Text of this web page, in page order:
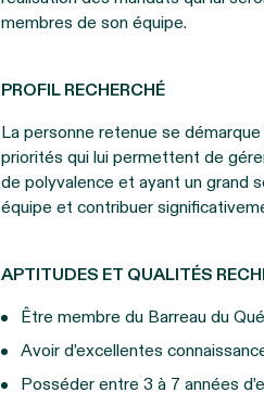
membres de son équipe.
PROFIL RECHERCHÉ
La personne retenue se
priorités qui lui permettent de
de polyvalence et ayant un grand
équipe et contribuer
APTITUDES ET QUALITÉS
Être membre du Barreau du
Avoir d’excellentes
Posséder entre 3 à 7 années